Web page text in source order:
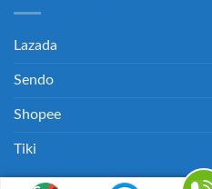
Lazada
Sendo
Shopee
Tiki